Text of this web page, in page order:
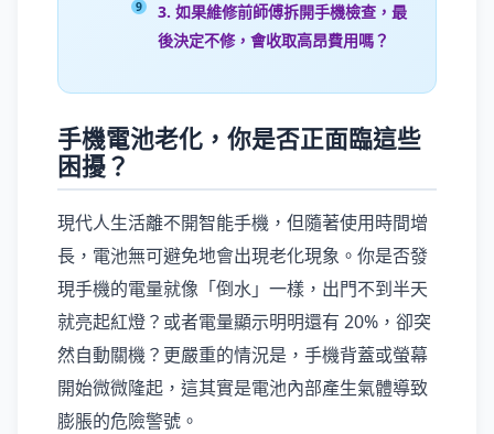
3. 如果維修前師傅拆開手機檢查，最
後決定不修，會收取高昂費用嗎？
手機電池老化，你是否正面臨這些
困擾？
現代人生活離不開智能手機，但隨著使用時間增
長，電池無可避免地會出現老化現象。你是否發
現手機的電量就像「倒水」一樣，出門不到半天
就亮起紅燈？或者電量顯示明明還有 20%，卻突
然自動關機？更嚴重的情況是，手機背蓋或螢幕
開始微微隆起，這其實是電池內部產生氣體導致
膨脹的危險警號。